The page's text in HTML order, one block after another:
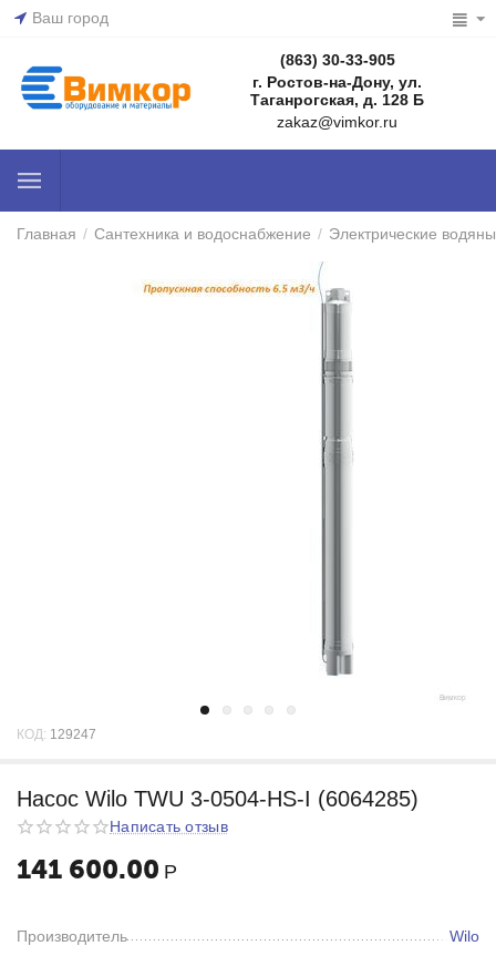
Ваш город
(863) 30-33-905
г. Ростов-на-Дону, ул.
Таганрогская, д. 128 Б
zakaz@vimkor.ru
Главная / Сантехника и водоснабжение / Электрические
КОД: 129247
Насос Wilo TWU 3-0504-HS-I (6064285)
Написать отзыв
141 600.00 Р
Производитель Wilo